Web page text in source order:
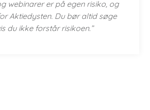
webinarer er på egen risiko, og
Aktiedysten. Du bør altid søge
du ikke forstår risikoen.”